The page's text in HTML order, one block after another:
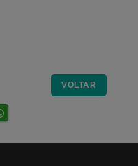
VOLTAR